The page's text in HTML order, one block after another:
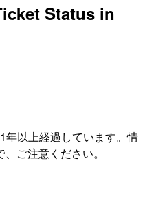
Status in
年以上経過しています。情
ご注意ください。